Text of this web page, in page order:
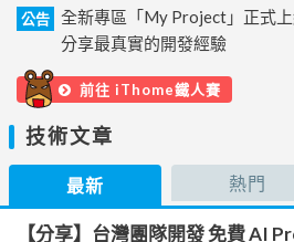
公告
全新專區「My Project」正式
分享最真實的開發經驗
前往 iThome鐵人賽
技術文章
最新 熱門
【分享】台灣團隊開發 免費 AI